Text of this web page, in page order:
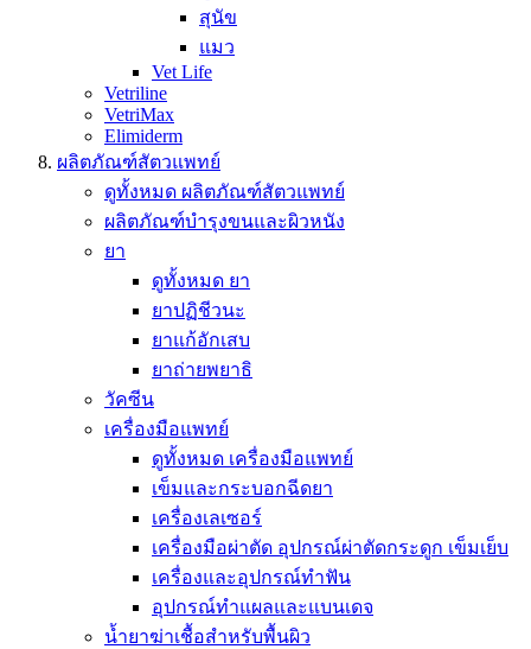
สุนัข
แมว
Vet Life
Vetriline
VetriMax
Elimiderm
ผลิตภัณฑ์สัตวแพทย์
ดูทั้งหมด ผลิตภัณฑ์สัตวแพทย์
ผลิตภัณฑ์บำรุงขนและผิวหนัง
ยา
ดูทั้งหมด ยา
ยาปฏิชีวนะ
ยาแก้อักเสบ
ยาถ่ายพยาธิ
วัคซีน
เครื่องมือแพทย์
ดูทั้งหมด เครื่องมือแพทย์
เข็มและกระบอกฉีดยา
เครื่องเลเซอร์
เครื่องมือผ่าตัด อุปกรณ์ผ่าตัดกระดูก เข็มเย็บ
เครื่องและอุปกรณ์ทำฟัน
อุปกรณ์ทำแผลและแบนเดจ
น้ำยาฆ่าเชื้อสำหรับพื้นผิว